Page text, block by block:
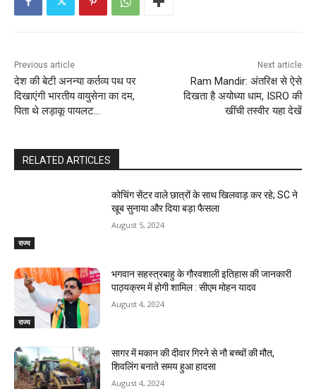
Previous article
देश की बेटी अनन्या कर्तव्य पथ पर
दिखाएंगी भारतीय वायुसेना का दम,
पिता थे लड़ाकू पायलट…
Next article
Ram Mandir: अंतरिक्ष से ऐसे
दिखता है अयोध्या धाम, ISRO की
खींची तस्वीर यहा देखें
RELATED ARTICLES
राज्य
कोचिंग सेंटर वाले छात्रों के साथ खिलवाड़ कर रहे; SC ने
खूब सुनाया और दिया बड़ा फैसला
August 5, 2024
राज्य
भगवान सहस्त्रबाहु के गौरवशाली इतिहास की जानकारी
पाठ्यक्रम में होगी शामिल : सीएम मोहन यादव
August 4, 2024
सागर में मकान की दीवार गिरने से नौ बच्चों की मौत,
शिवलिंग बनाते समय हुआ हादसा
August 4, 2024